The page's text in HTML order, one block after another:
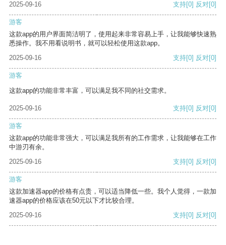
2025-09-16
支持[0] 反对[0]
游客
这款app的用户界面简洁明了，使用起来非常容易上手，让我能够快速熟
悉操作。我不用看说明书，就可以轻松使用这款app。
2025-09-16
支持[0] 反对[0]
游客
这款app的功能非常丰富，可以满足我不同的社交需求。
2025-09-16 支持[0] 反对[0]
游客
这款app的功能非常强大，可以满足我所有的工作需求，让我能够在工作
中游刃有余。
2025-09-16
支持[0] 反对[0]
游客
这款加速器app的价格有点贵，可以适当降低一些。我个人觉得，一款加
速器app的价格应该在50元以下才比较合理。
2025-09-16
支持[0] 反对[0]